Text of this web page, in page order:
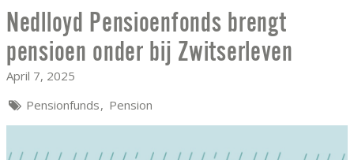
NEDLLOYD PENSIOENFONDS BRENGT
Nedlloyd Pensioenfonds brengt
pensioen onder bij Zwitserleven
April 7, 2025
Pensionfunds Pension